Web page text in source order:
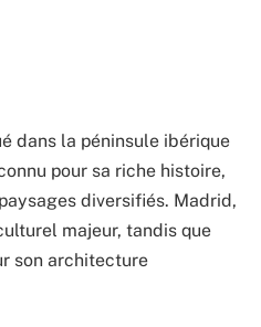
dans la péninsule ibérique
pour sa riche histoire,
diversifiés. Madrid,
majeur, tandis que
son architecture